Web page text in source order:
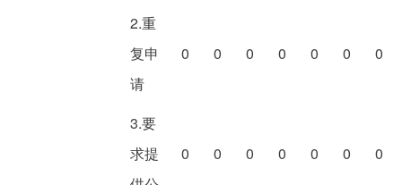
2.重
复申
请
0 0 0 0 0 0 0
3.要
求提
0 0 0 0 0 0 0